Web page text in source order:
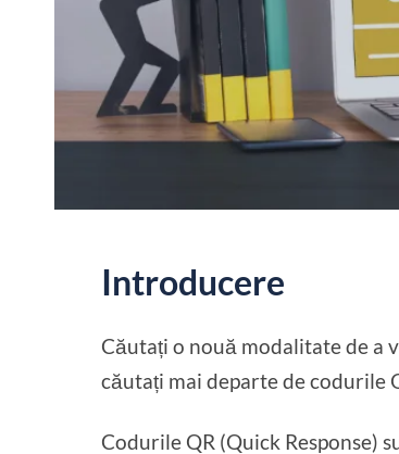
Introducere
Căutați o nouă modalitate de a
căutați mai departe de codurile
Codurile QR (Quick Response)